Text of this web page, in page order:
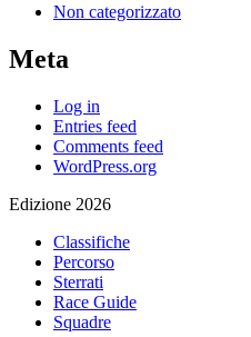
Non categorizzato
Meta
Log in
Entries feed
Comments feed
WordPress.org
Edizione 2026
Classifiche
Percorso
Sterrati
Race Guide
Squadre